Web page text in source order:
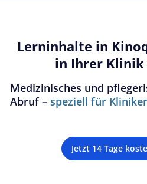
Lerninhalte in
in Ihrer Klinik
Medizinisches und
Abruf – speziell für
Jetzt 14 Tage